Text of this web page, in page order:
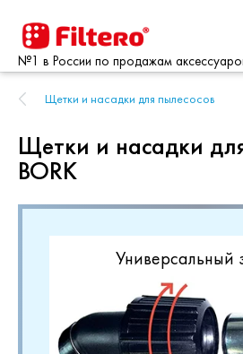
№1 в России по продажам
Щетки и насадки для пылесосов
Щетки и насадки
BORK
Универсальный